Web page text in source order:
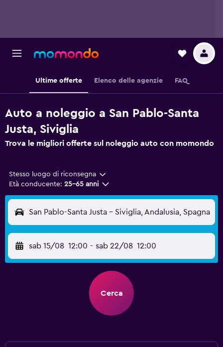
Ultime offerte Elenco delle agenzie FAQ
Auto a noleggio a San Pablo-Santa
Justa, Siviglia
Trova le migliori offerte sul noleggio auto con momondo
Stesso luogo di riconsegna
Età conducente: 25-65 anni
San Pablo-Santa Justa - Siviglia, Andalusia, Spagna
sab 15/08 12:00 - sab 22/08 12:00
Cerca